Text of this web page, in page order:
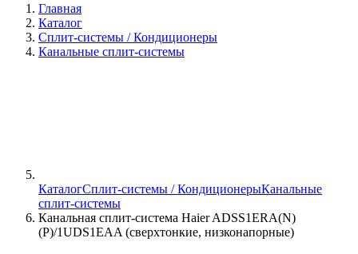
Главная
Каталог
Сплит-системы / Кондиционеры
Канальные сплит-системы
КаталогСплит-системы / КондиционерыКанальные
сплит-системы
Канальная сплит-система Haier ADSS1ERA(N)
(P)/1UDS1EAA (сверхтонкие, низконапорные)